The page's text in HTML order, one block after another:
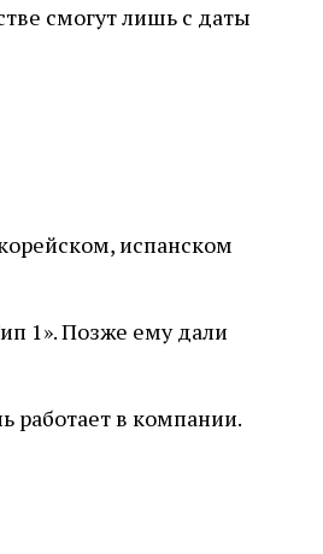
смогут лишь с даты
испанском
1». Позже ему дали
работает в компании.